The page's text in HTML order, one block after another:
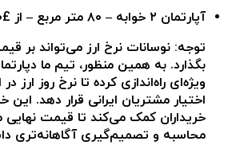
آپارتمان ۲ خوابه – ۸۰ متر مربع – از £85,500 پوند
توجه: نوسانات نرخ ارز می‌تواند بر
بگذارد. به همین منظور، تیم ما
ویژه‌ای راه‌اندازی کرده تا نرخ روز ارز در
اختیار مشتریان ایرانی قرار دهد.
خریداران کمک می‌کند تا قیمت نهایی
محاسبه و تصمیم‌گیری آگاهانه‌تری